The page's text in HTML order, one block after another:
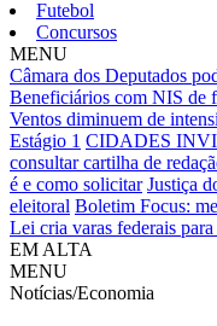
Futebol
Concursos
MENU
Câmara dos Deputados
Beneficiários com NIS de
Ventos diminuem de
Estágio 1 CIDADES
consultar cartilha de
é e como solicitar Justiça
eleitoral Boletim Focus:
Lei cria varas federais
EM ALTA
MENU
Notícias/Economia